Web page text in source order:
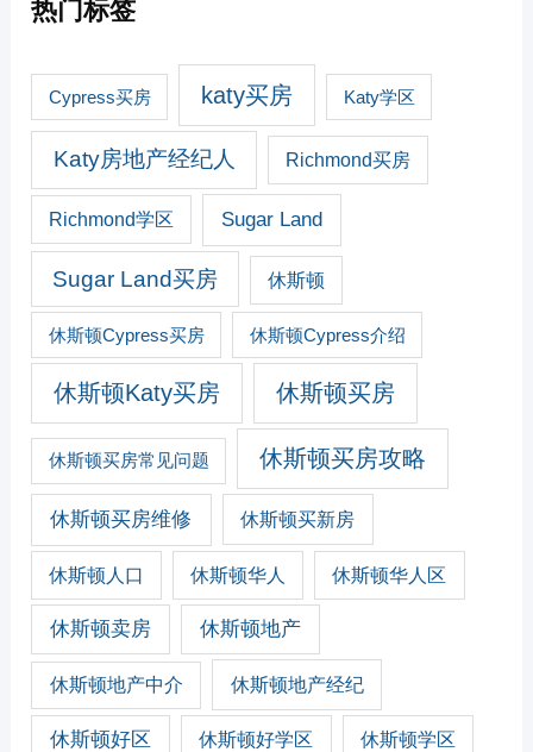
热门标签
Cypress买房 katy买房 Katy学区
Katy房地产经纪人 Richmond买房
Richmond学区 Sugar Land
Sugar Land买房 休斯顿
休斯顿Cypress买房 休斯顿Cypress介绍
休斯顿Katy买房 休斯顿买房
休斯顿买房常见问题 休斯顿买房攻略
休斯顿买房维修 休斯顿买新房
休斯顿人口 休斯顿华人 休斯顿华人区
休斯顿卖房 休斯顿地产
休斯顿地产中介 休斯顿地产经纪
休斯顿好区 休斯顿好学区 休斯顿学区